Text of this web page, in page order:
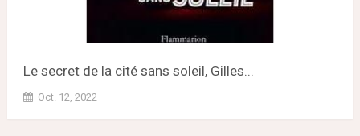
Le secret de la cité sans soleil, Gilles...
Oct. 12, 2022